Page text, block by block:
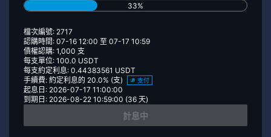
33%
檔次編號: 2717
認購時間: 07-16 12:00 至 07-17 10:59
債權認購: 1,000 支
每支單位: 100.0 USDT
每支約定利息: 0.44383561 USDT
手續費: 約定利息的 20.0% (支)
支付
起息日: 2026-07-17 11:00:00
到期日: 2026-08-22 10:59:00 (36 天)
計息中